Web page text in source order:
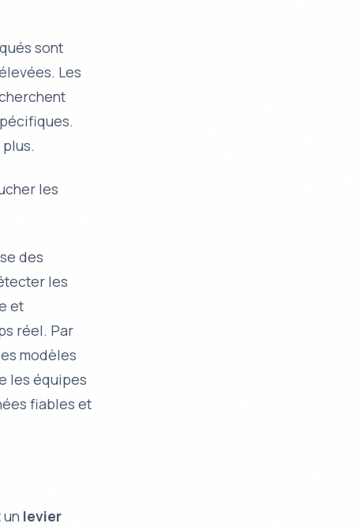
sont
Les
les
des
les
et
réel. Par
modèles
les équipes
fiables et
levier